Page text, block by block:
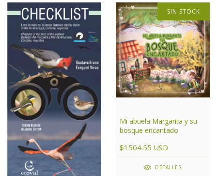
SIN STOCK
Mi abuela Margarita y su
bosque encantado
$1504.55 USD
DETALLES